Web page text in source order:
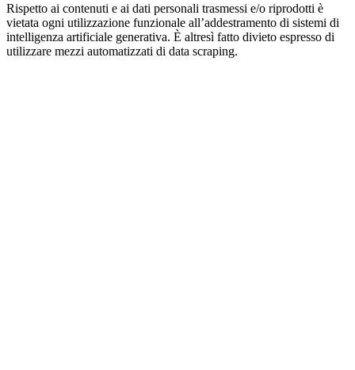
Rispetto ai contenuti e ai dati personali trasmessi e/o riprodotti è
vietata ogni utilizzazione funzionale all’addestramento di sistemi di
intelligenza artificiale generativa. È altresì fatto divieto espresso di
utilizzare mezzi automatizzati di data scraping.